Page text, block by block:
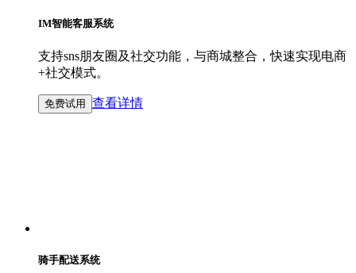
IM智能客服系统
支持sns朋友圈及社交功能，与商城整合，快速实现电商
+社交模式。
免费试用 查看详情
骑手配送系统